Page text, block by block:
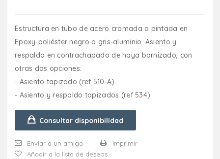
Estructura en tubo de acero cromada o pintada en
Epoxy-poliéster negro o gris-aluminio. Asiento y
respaldo en contrachapado de haya barnizado, con
otras dos opciones:
- Asiento tapizado (ref 510-A).
- Asiento y respaldo tapizados (ref 534).
Consultar disponibilidad
Enviar a un amigo
Imprimir
Añadir a la lista de deseos